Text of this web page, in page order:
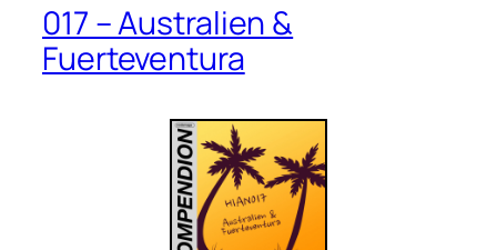
017 – Australien &
Fuerteventura